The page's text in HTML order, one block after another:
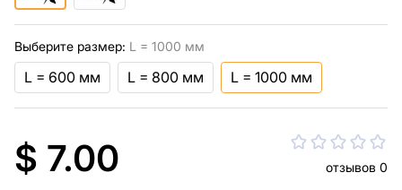
Выберите размер: L = 1000 мм
L = 600 мм L = 800 мм L = 1000 мм
$ 7.00 отзывов 0